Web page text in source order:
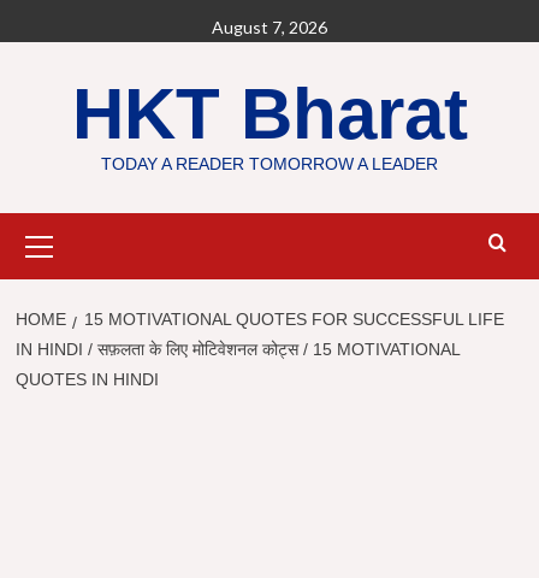
to
August 7, 2026
HKT Bharat
TODAY A READER TOMORROW A LEADER
Menu
HOME
15 MOTIVATIONAL QUOTES FOR SUCCESSFUL LIFE
IN HINDI / सफ़लता के लिए मोटिवेशनल कोट्स / 15 MOTIVATIONAL
QUOTES IN HINDI